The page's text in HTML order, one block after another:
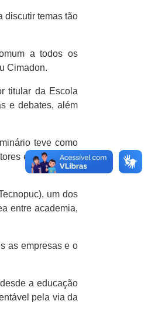
discutir temas tão
a todos os
Cimadon.
titular da Escola
e debates, além
teve como
econômico e
um dos
entre academia,
as empresas e o
a educação
pela via da